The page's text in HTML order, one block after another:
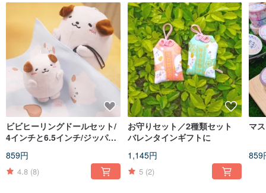
ビビヒーリングドールセット/
4インチと6.5インチ/ジッパー
859円
4.8 (8)
お守りセット／2種類セット
バレンタインギフトに
1,145円
5 (2)
マ
859